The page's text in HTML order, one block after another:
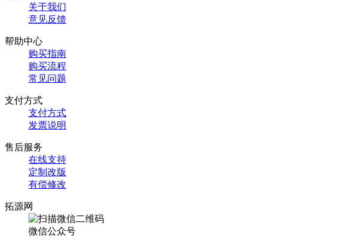
关于我们
意见反馈
帮助中心
购买指南
购买流程
常见问题
支付方式
支付方式
发票说明
售后服务
在线支持
定制改版
有偿修改
拓源网
微信公众号